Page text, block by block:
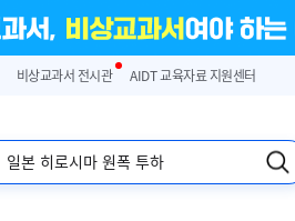
비상교과서 전시관 AIDT 교육자료 지원센터
시인 김소월 출생 (음력)